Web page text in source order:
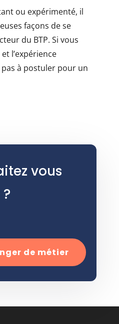
ou expérimenté, il
façons de se
du BTP. Si vous
l’expérience
pas à postuler pour un
vous
de métier